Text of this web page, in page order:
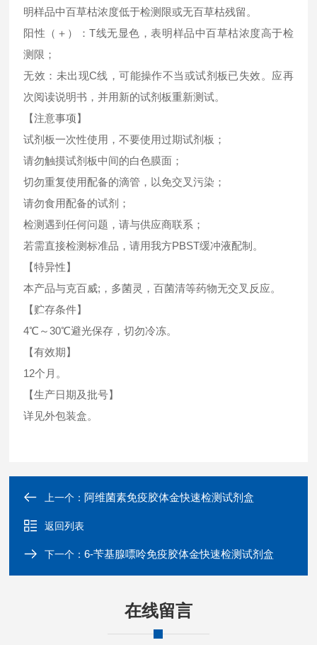
明样品中百草枯浓度低于检测限或无百草枯残留。
阳性（＋）：T线无显色，表明样品中百草枯浓度高于检
测限；
无效：未出现C线，可能操作不当或试剂板已失效。应再
次阅读说明书，并用新的试剂板重新测试。
【注意事项】
试剂板一次性使用，不要使用过期试剂板；
请勿触摸试剂板中间的白色膜面；
切勿重复使用配备的滴管，以免交叉污染；
请勿食用配备的试剂；
检测遇到任何问题，请与供应商联系；
若需直接检测标准品，请用我方PBST缓冲液配制。
【特异性】
本产品与克百威;，多菌灵，百菌清等药物无交叉反应。
【贮存条件】
4℃～30℃避光保存，切勿冷冻。
【有效期】
12个月。
【生产日期及批号】
详见外包装盒。
上一个： 阿维菌素免疫胶体金快速检测试剂盒
返回列表
下一个：6-苄基腺嘌呤免疫胶体金快速检测试剂盒
在线留言